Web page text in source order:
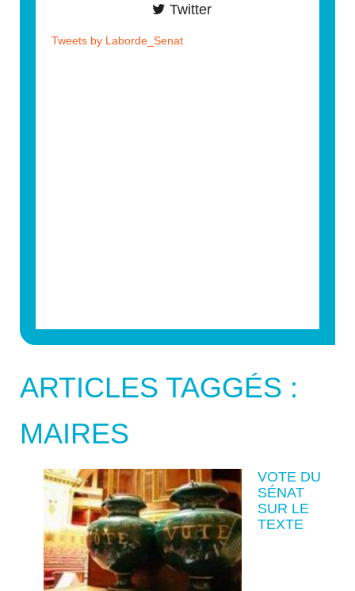
ARTICLES TAGGÉS :
MAIRES
VOTE DU
SÉNAT
SUR LE
TEXTE
Twitter
Tweets by Laborde_Senat